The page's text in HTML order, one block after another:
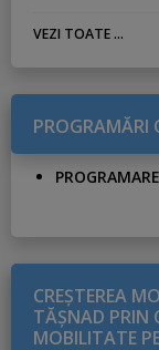
VEZI TOATE ...
PROGRAMĂRI
CREŞTEREA
TĂŞNAD PRIN
MOBILITATE